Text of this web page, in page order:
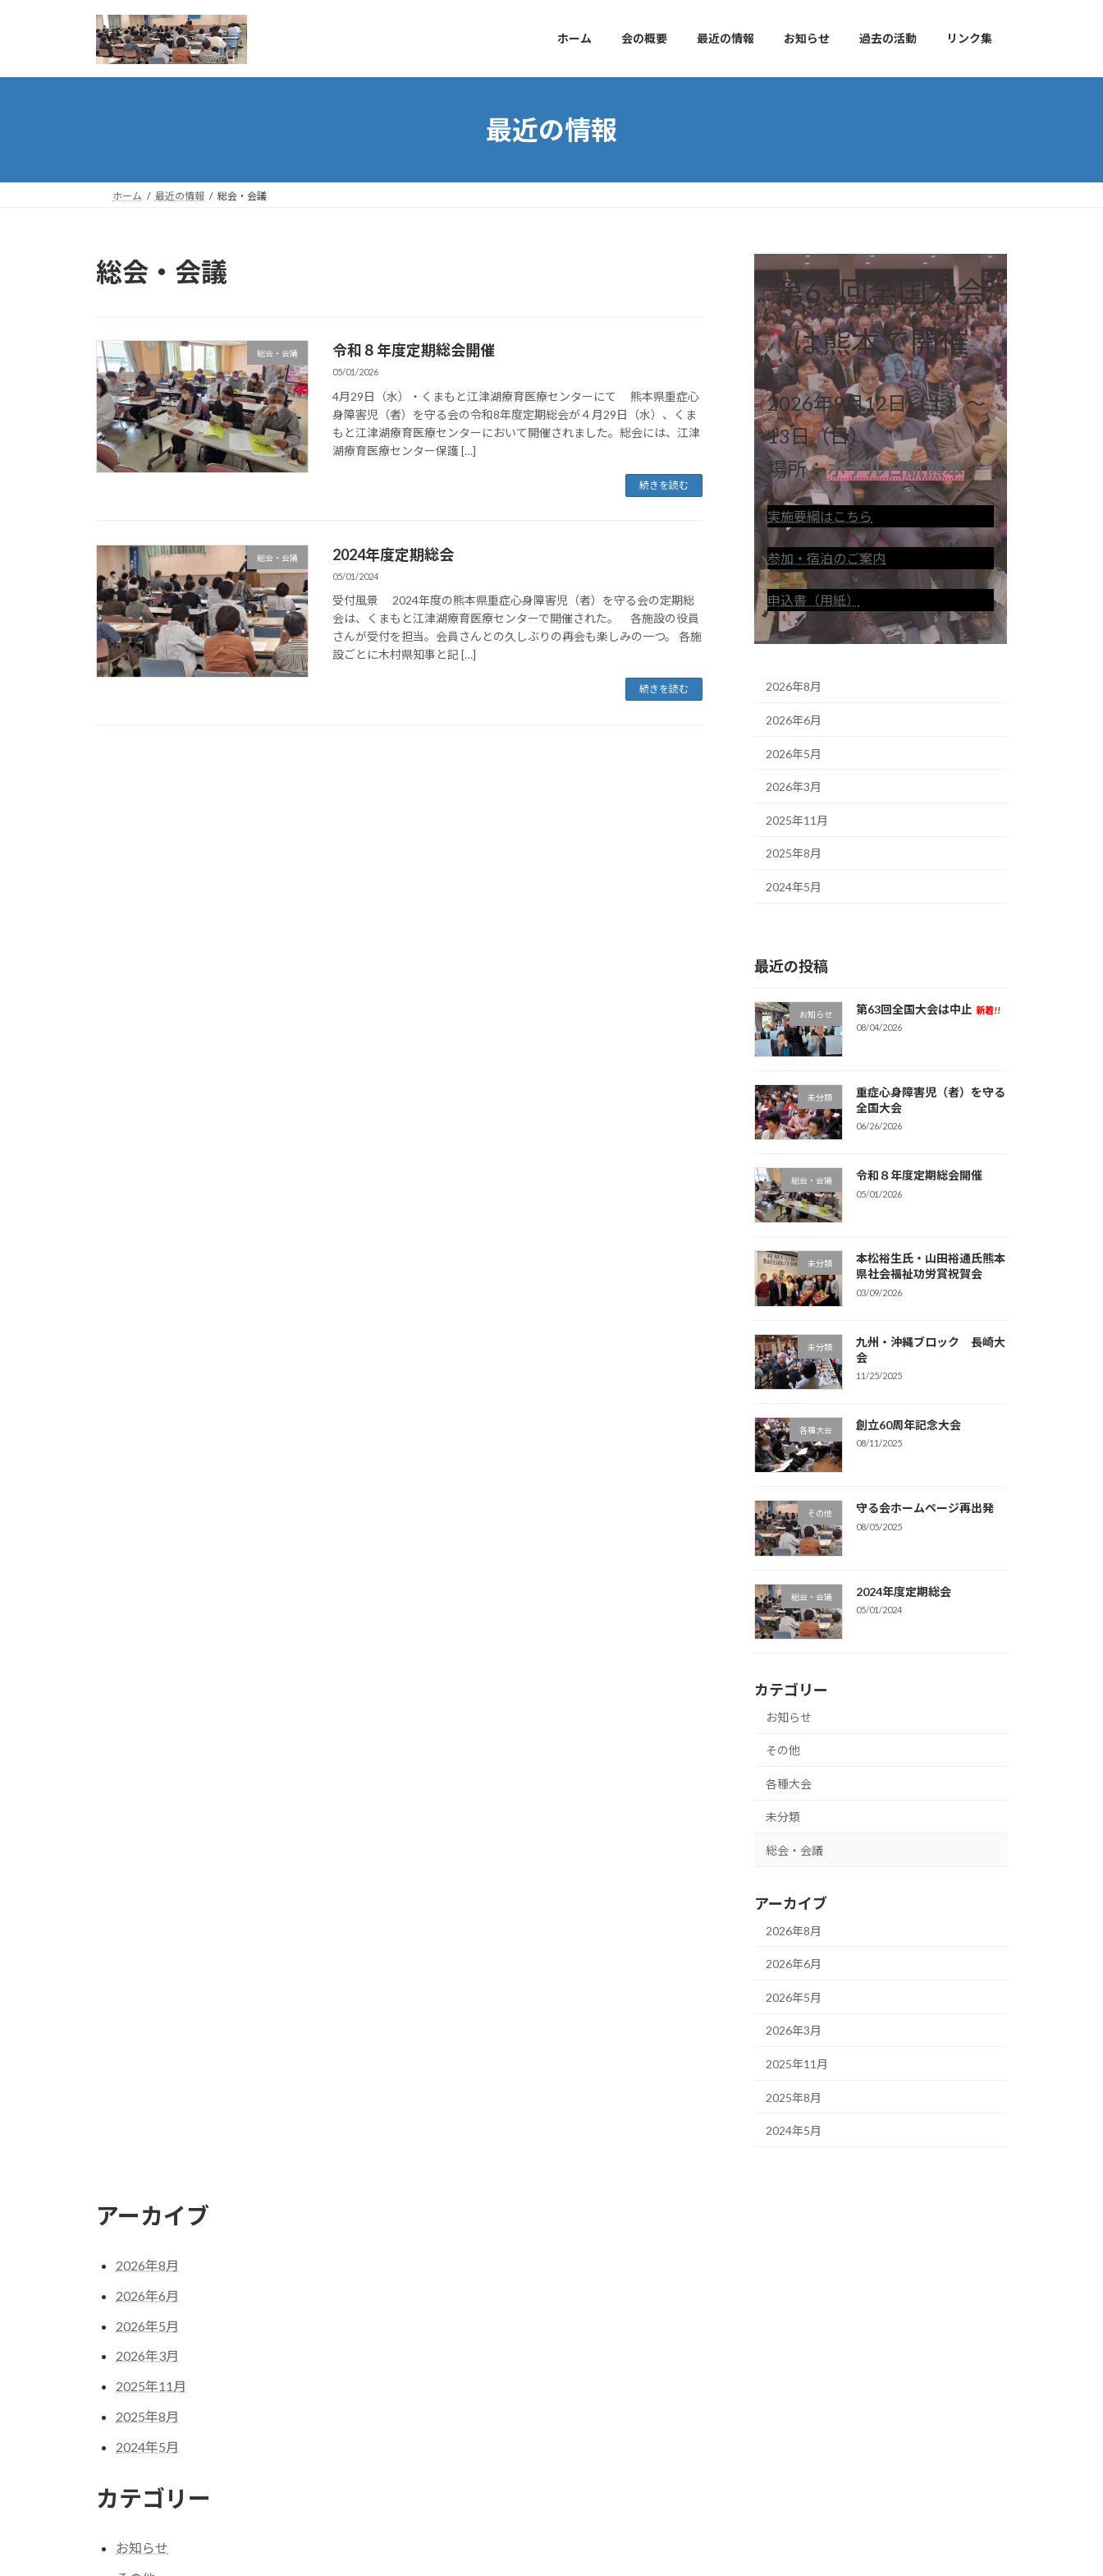
プ
動
ホーム 会の概要 最近の情報 お知らせ 過去の活動 リンク集
最近の情報
ホーム 最近の情報 総会・会議
総会・会議
総会・会議 令和８年度定期総会開催
05/01/2026
4月29日（水）・くまもと江津湖療育医療センターにて 熊本県重症心
身障害児（者）を守る会の令和8年度定期総会が４月29日（水）、くま
もと江津湖療育医療センターにおいて開催されました。総会には、江津
湖療育医療センター保護 […]
続きを読む
総会・会議 2024年度定期総会
05/01/2024
受付風景 2024年度の熊本県重症心身障害児（者）を守る会の定期総
会は、くまもと江津湖療育医療センターで開催された。 各施設の役員
さんが受付を担当。会員さんとの久しぶりの再会も楽しみの一つ。 各施
設ごとに木村県知事と記 […]
続きを読む
第63回全国大会
は熊本で開催
2026年9月12日（土）～
13日（日）
場所：ホテル日航熊本
実施要綱はこちら
参加・宿泊のご案内
申込書（用紙）
2026年8月
2026年6月
2026年5月
2026年3月
2025年11月
2025年8月
2024年5月
最近の投稿
お知らせ 第63回全国大会は中止 新着!!
08/04/2026
未分類
重症心身障害児（者）を守る
全国大会
06/26/2026
総会・会議 令和８年度定期総会開催
05/01/2026
未分類
本松裕生氏・山田裕通氏熊本
県社会福祉功労賞祝賀会
03/09/2026
未分類
九州・沖縄ブロック 長崎大
会
11/25/2025
各種大会 創立60周年記念大会
08/11/2025
その他 守る会ホームページ再出発
08/05/2025
総会・会議 2024年度定期総会
05/01/2024
カテゴリー
お知らせ
その他
各種大会
未分類
総会・会議
アーカイブ
2026年8月
2026年6月
2026年5月
2026年3月
2025年11月
2025年8月
2024年5月
アーカイブ
2026年8月
2026年6月
2026年5月
2026年3月
2025年11月
2025年8月
2024年5月
カテゴリー
お知らせ